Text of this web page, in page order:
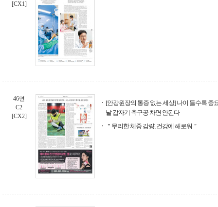
[CX1]
46면
C2
[CX2]
[안강원장의 통증 없는 세상] 나이 들수록
날 갑자기 축구공 차면 안된다
＂무리한 체중 감량, 건강에 해로워＂